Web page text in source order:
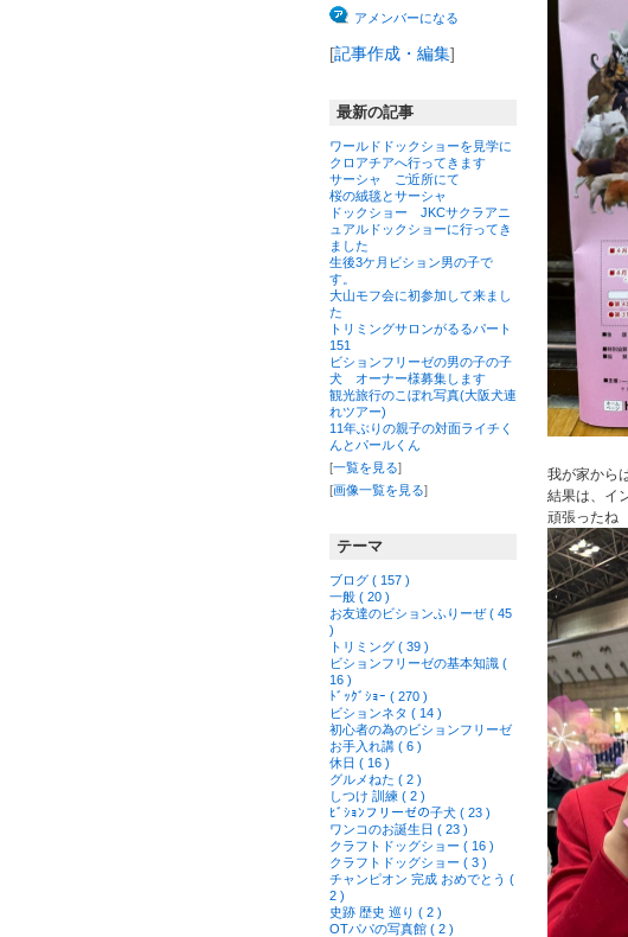
アメンバーになる
[記事作成・編集]
最新の記事
ワールドドックショーを見学に
クロアチアへ行ってきます
サーシャ ご近所にて
桜の絨毯とサーシャ
ドックショー JKCサクラアニ
ュアルドックショーに行ってき
ました
生後3ケ月ビション男の子で
す。
大山モフ会に初参加して来まし
た
トリミングサロンがるるパート
151
ビションフリーゼの男の子の子
犬 オーナー様募集します
観光旅行のこぼれ写真(大阪犬連
れツアー)
11年ぶりの親子の対面ライチく
んとパールくん
[一覧を見る]
[画像一覧を見る]
テーマ
ブログ ( 157 )
一般 ( 20 )
お友達のビションふりーぜ ( 45
)
トリミング ( 39 )
ビションフリーゼの基本知識 (
16 )
ﾄﾞｯｸﾞｼｮｰ ( 270 )
ビションネタ ( 14 )
初心者の為のビションフリーゼ
お手入れ講 ( 6 )
休日 ( 16 )
グルメねた ( 2 )
しつけ 訓練 ( 2 )
ﾋﾞｼｮﾝフリーゼの子犬 ( 23 )
ワンコのお誕生日 ( 23 )
クラフトドッグショー ( 16 )
クラフトドッグショー ( 3 )
チャンピオン 完成 おめでとう (
2 )
史跡 歴史 巡り ( 2 )
OTパパの写真館 ( 2 )
我が家から
結果は、イ
頑張ったね